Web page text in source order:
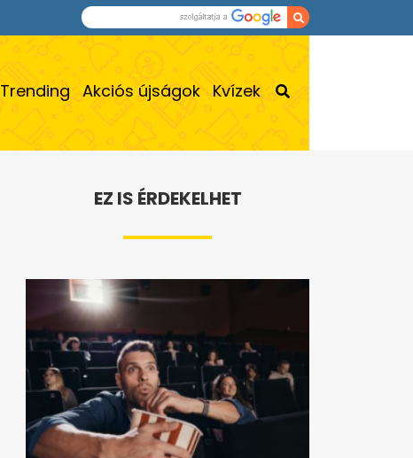
Trending Akciós újságok Kvízek
EZ IS ÉRDEKELHET